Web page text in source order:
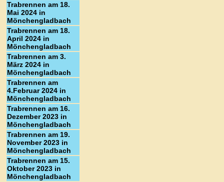
Trabrennen am 18.
Mai 2024 in
Mönchengladbach
Trabrennen am 18.
April 2024 in
Mönchengladbach
Trabrennen am 3.
März 2024 in
Mönchengladbach
Trabrennen am
4.Februar 2024 in
Mönchengladbach
Trabrennen am 16.
Dezember 2023 in
Mönchengladbach
Trabrennen am 19.
November 2023 in
Mönchengladbach
Trabrennen am 15.
Oktober 2023 in
Mönchengladbach